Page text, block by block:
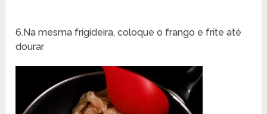
6.Na mesma frigideira, coloque o frango e frite até
dourar